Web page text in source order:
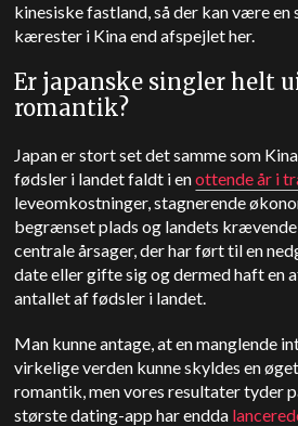
kinesiske fastland, så der kan være
kærester i Kina end afspejlet her.
Er japanske singler helt
romantik?
Japan er stort set det samme som
fødsler i landet faldt i enottende år i
leveomkostninger, stagnerende
begrænset plads og landets
centrale årsager, der har ført til en
date eller gifte sig og dermed haft en
antallet af fødsler i landet.
Man kunne antage, at en manglende
virkelige verden kunne skyldes en
romantik, men vores resultater tyder
største dating-app har endda